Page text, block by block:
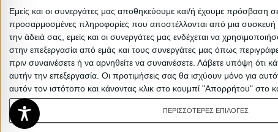
Εμείς και οι συνεργάτες μας αποθηκεύουμε και/ή έχουμε πρόσβαση
προσαρμοσμένες πληροφορίες που αποστέλλονται από μια συσκευή
την άδειά σας, εμείς και οι συνεργάτες μας ενδέχεται να
στην επεξεργασία από εμάς και τους συνεργάτες μας όπως
πριν συναινέσετε ή να αρνηθείτε να συναινέσετε. Λάβετε υπόψη ότι
αυτήν την επεξεργασία. Οι προτιμήσεις σας θα ισχύουν μόνο για
αυτόν τον ιστότοπο και κάνοντας κλικ στο κουμπί "Απορρήτου" στο
ΠΕΡΙΣΣΟΤΕΡΕΣ ΕΠΙΛΟΓΕΣ